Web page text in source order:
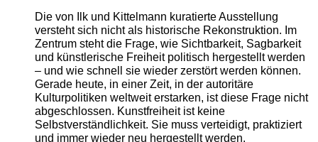
Die von Ilk und Kittelmann kuratierte Ausstellung
versteht sich nicht als historische Rekonstruktion. Im
Zentrum steht die Frage, wie Sichtbarkeit, Sagbarkeit
und künstlerische Freiheit politisch hergestellt werden
– und wie schnell sie wieder zerstört werden können.
Gerade heute, in einer Zeit, in der autoritäre
Kulturpolitiken weltweit erstarken, ist diese Frage nicht
abgeschlossen. Kunstfreiheit ist keine
Selbstverständlichkeit. Sie muss verteidigt, praktiziert
und immer wieder neu hergestellt werden.